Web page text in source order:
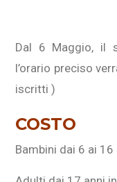
Dal 6 Maggio, il
l’orario preciso
iscritti )
COSTO
Bambini dai 6 ai